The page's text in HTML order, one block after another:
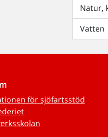
Natur,
Vatten
för sjöfartsstöd